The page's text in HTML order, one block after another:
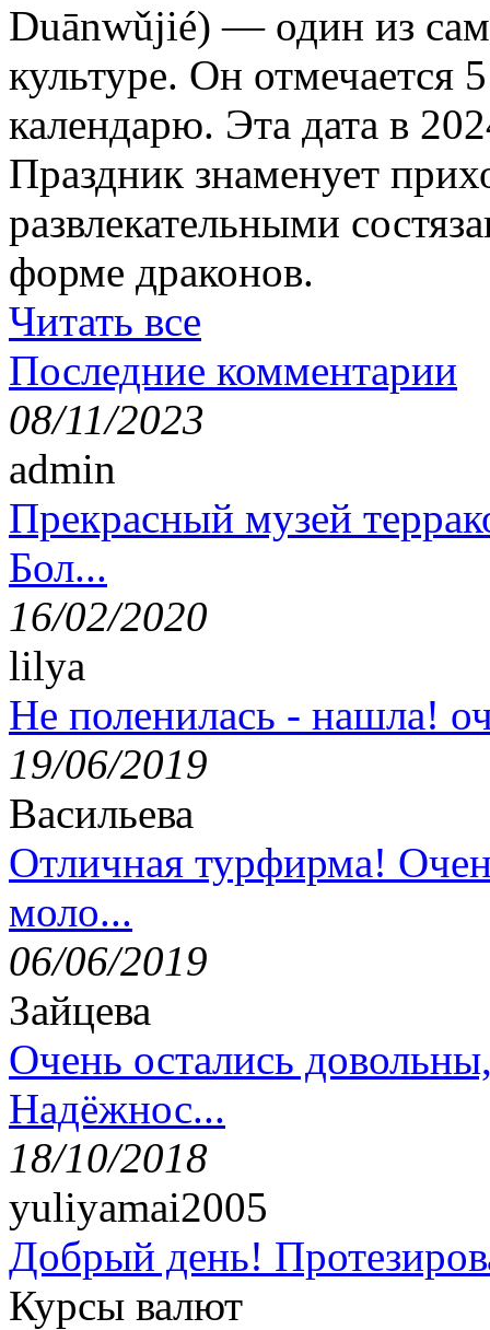
Duānwǔjié) — один из
культуре. Он отмечается
календарю. Эта дата в
Праздник знаменует
развлекательными
форме драконов.
Читать все
Последние комментарии
08/11/2023
admin
Прекрасный музей
Бол...
16/02/2020
lilya
Не поленилась - нашла!
19/06/2019
Васильева
Отличная турфирма!
моло...
06/06/2019
Зайцева
Очень остались
Надёжнос...
18/10/2018
yuliyamai2005
Добрый день!
Курсы валют